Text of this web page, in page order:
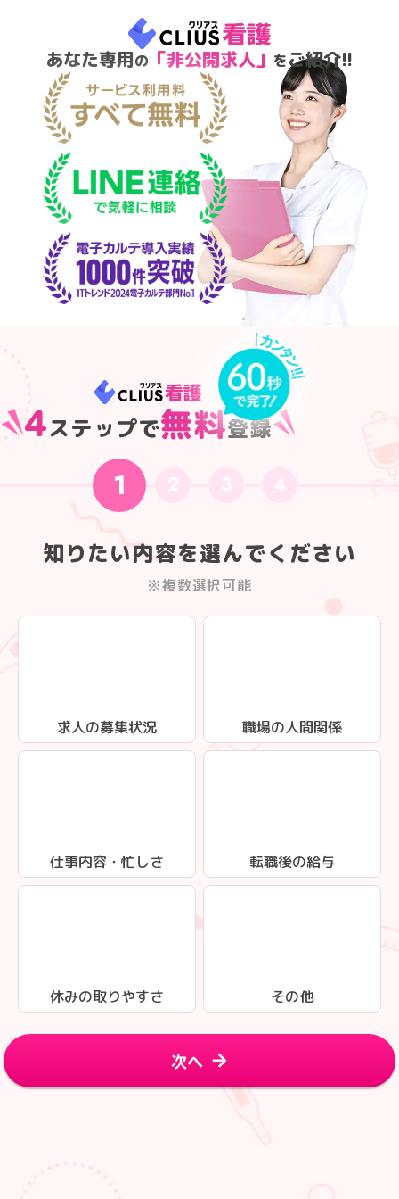
あなた専用の 「非公開求人」 をご紹介!!
4ステップで無料登録
1 2 3 4
知りたい内容を選んでください
※複数選択可能
求人の募集状況 職場の人間関係
仕事内容・忙しさ 転職後の給与
休みの取りやすさ その他
次へ